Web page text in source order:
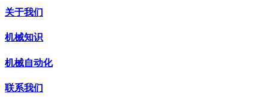
关于我们
机械知识
机械自动化
联系我们